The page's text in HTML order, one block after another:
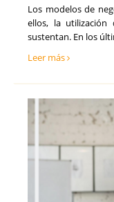
Teruel
Toledo
Valladolid
Zaragoza
Tecnología,
Ventas y
Los modelos de
ellos, la utilización
sustentan. En los
Leer más